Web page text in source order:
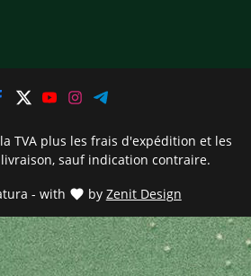
- with by Zenit Design
TVA plus les frais d'expédition et les
sauf indication contraire.